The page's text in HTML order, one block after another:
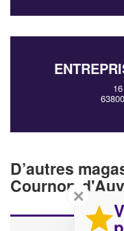
D’autres
Cournon-
✕